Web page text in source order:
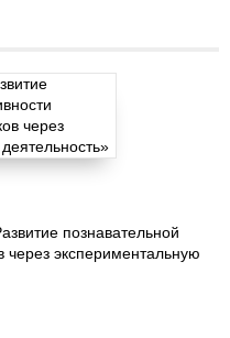
познавательной
через экспериментальную